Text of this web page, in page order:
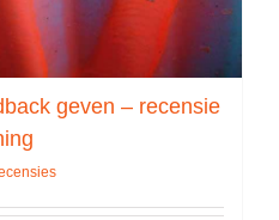
geven – recensie